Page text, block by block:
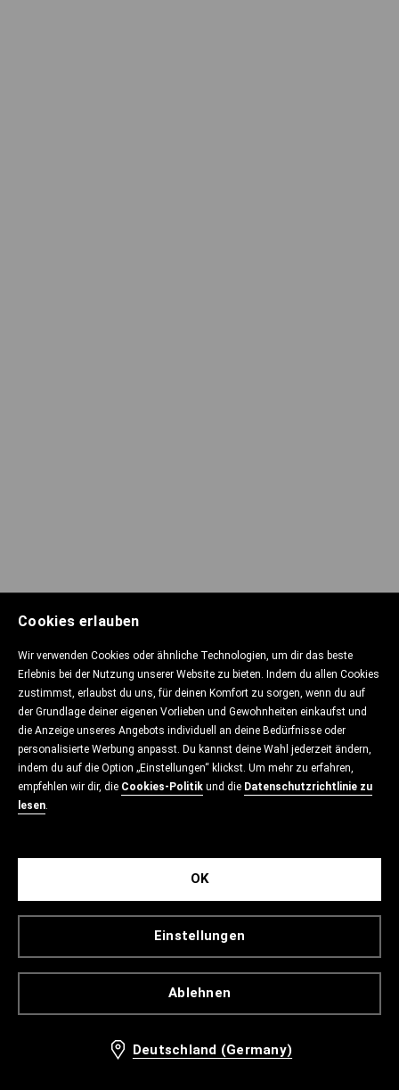
Cookies erlauben
Wir verwenden Cookies oder ähnliche Technologien, um dir das beste
Erlebnis bei der Nutzung unserer Website zu bieten. Indem du allen Cookies
zustimmst, erlaubst du uns, für deinen Komfort zu sorgen, wenn du auf
der Grundlage deiner eigenen Vorlieben und Gewohnheiten einkaufst und
die Anzeige unseres Angebots individuell an deine Bedürfnisse oder
personalisierte Werbung anpasst. Du kannst deine Wahl jederzeit ändern,
indem du auf die Option „Einstellungen“ klickst. Um mehr zu erfahren,
empfehlen wir dir, die Cookies-Politik und die Datenschutzrichtlinie zu
lesen.
Ablehnen
Einstellungen
OK
Deutschland (Germany)